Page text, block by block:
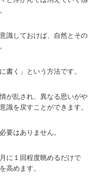
識しておけば、自然とその
書く」という方法です。
が乱され、異なる思いがや
識を戻すことができます。
要はありません。
に１回程度眺めるだけで
高めます。